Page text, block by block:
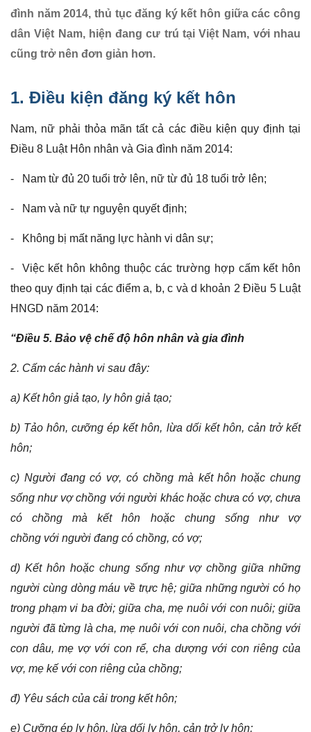
đình năm 2014, thủ tục đăng ký kết hôn giữa các công
dân Việt Nam, hiện đang cư trú tại Việt Nam, với nhau
cũng trở nên đơn giản hơn.
1. Điều kiện đăng ký kết hôn
Nam, nữ phải thỏa mãn tất cả các điều kiện quy định tại
Điều 8 Luật Hôn nhân và Gia đình năm 2014:
- Nam từ đủ 20 tuổi trở lên, nữ từ đủ 18 tuổi trở lên;
- Nam và nữ tự nguyện quyết định;
- Không bị mất năng lực hành vi dân sự;
- Việc kết hôn không thuộc các trường hợp cấm kết hôn
theo quy định tại các điểm a, b, c và d khoản 2 Điều 5 Luật
HNGD năm 2014:
“Điều 5. Bảo vệ chế độ hôn nhân và gia đình
2. Cấm các hành vi sau đây:
a) Kết hôn giả tạo, ly hôn giả tạo;
b) Tảo hôn, cưỡng ép kết hôn, lừa dối kết hôn, cản trở kết
hôn;
c) Người đang có vợ, có chồng mà kết hôn hoặc chung
sống như vợ chồng với người khác hoặc chưa có vợ, chưa
có chồng mà kết hôn hoặc chung sống như vợ
chồng với người đang có chồng, có vợ;
d) Kết hôn hoặc chung sống như vợ chồng giữa những
người cùng dòng máu về trực hệ; giữa những người có họ
trong phạm vi ba đời; giữa cha, mẹ nuôi với con nuôi; giữa
người đã từng là cha, mẹ nuôi với con nuôi, cha chồng với
con dâu, mẹ vợ với con rể, cha dượng với con riêng của
vợ, mẹ kế với con riêng của chồng;
đ) Yêu sách của cải trong kết hôn;
e) Cưỡng ép ly hôn, lừa dối ly hôn, cản trở ly hôn;